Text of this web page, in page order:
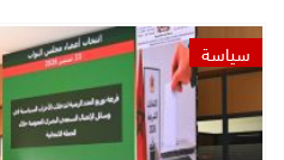
سياسة